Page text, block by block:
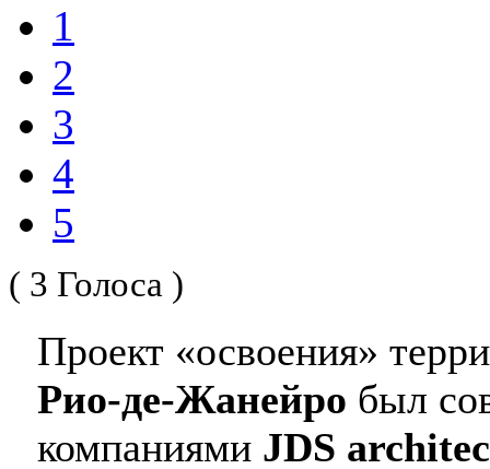
1
2
3
4
5
( 3 Голоса )
Проект «освоения»
Рио-де-Жанейро был
компаниями JDS